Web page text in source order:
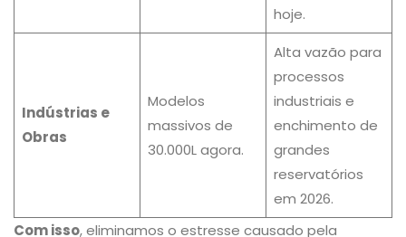
hoje.
Indústrias e
Obras
Modelos
massivos de
30.000L agora.
Alta vazão para
processos
industriais e
enchimento de
grandes
reservatórios
em 2026.
Com isso, eliminamos o estresse causado pela